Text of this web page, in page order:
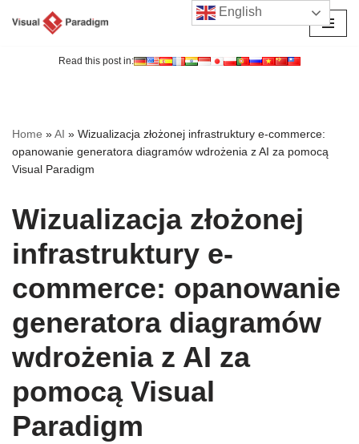
Read this post in:
Home »AI » Wizualizacja złożonej infrastruktury e-commerce:
opanowanie generatora diagramów wdrożenia z AI za pomocą
Visual Paradigm
Wizualizacja złożonej
infrastruktury e-
commerce: opanowanie
generatora diagramów
wdrożenia z AI za
pomocą Visual
Paradigm
English